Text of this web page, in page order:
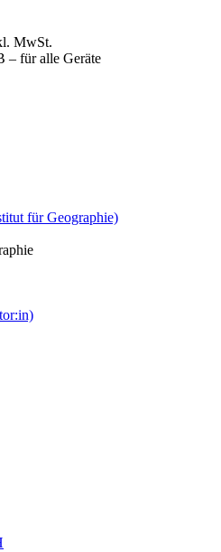
MwSt.
– für alle Geräte
für Geographie)